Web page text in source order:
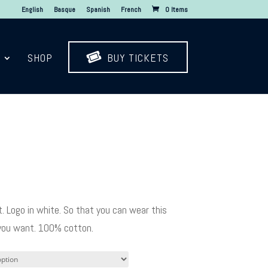
English Basque Spanish French 0 Items
SHOP  BUY TICKETS
Logo in white. So that you can wear this
want. 100% cotton.